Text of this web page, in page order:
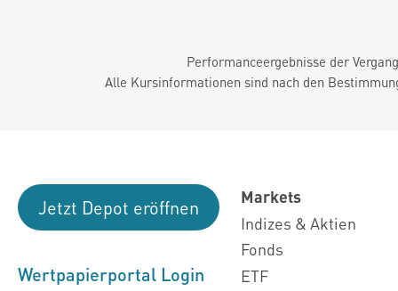
Performanceergebnisse der
Alle Kursinformationen sind nach den
Jetzt Depot eröffnen
Wertpapierportal Login
Markets
Indizes & Aktien
Fonds
ETF